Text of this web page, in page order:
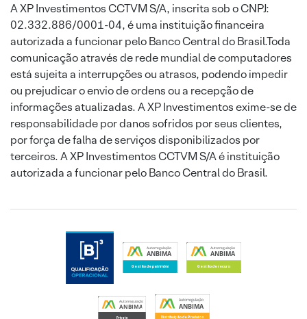
A XP Investimentos CCTVM S/A, inscrita sob o CNPJ:
02.332.886/0001-04, é uma instituição financeira
autorizada a funcionar pelo Banco Central do Brasil.Toda
comunicação através de rede mundial de computadores
está sujeita a interrupções ou atrasos, podendo impedir
ou prejudicar o envio de ordens ou a recepção de
informações atualizadas. A XP Investimentos exime-se de
responsabilidade por danos sofridos por seus clientes,
por força de falha de serviços disponibilizados por
terceiros. A XP Investimentos CCTVM S/A é instituição
autorizada a funcionar pelo Banco Central do Brasil.